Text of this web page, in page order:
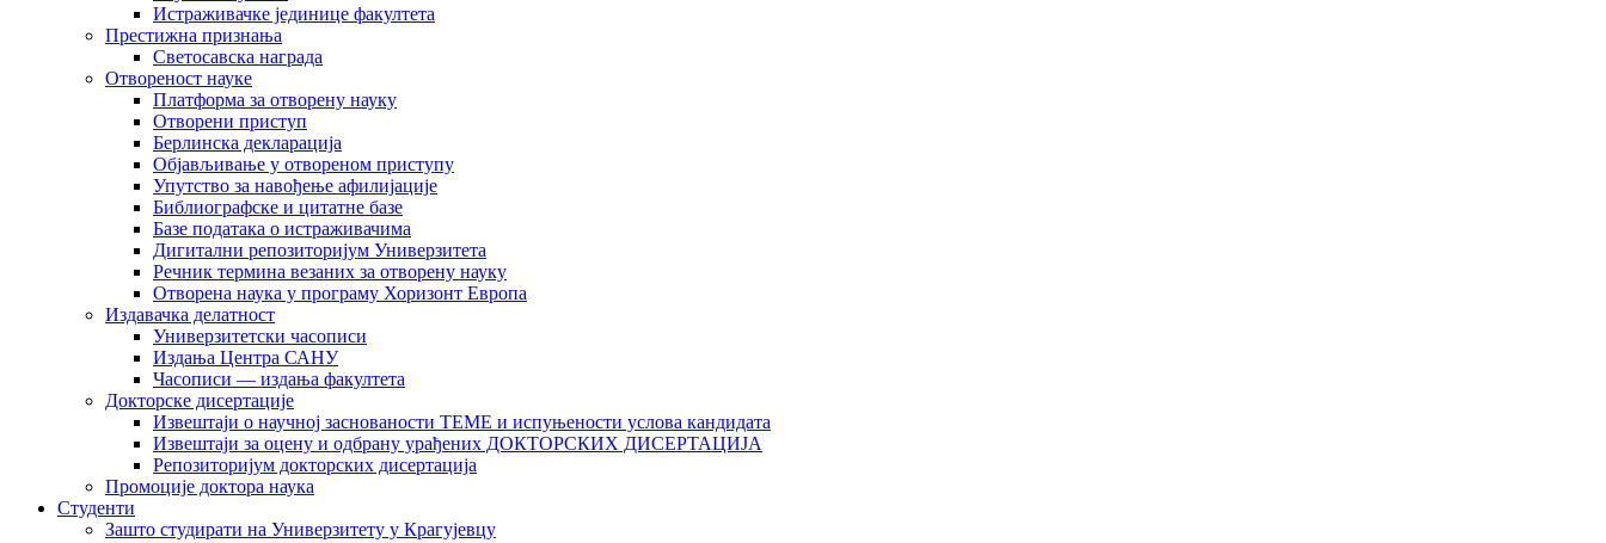
Истраживачке јединице факултета
Престижна признања
Светосавска награда
Отвореност науке
Платформа за отворену науку
Отворени приступ
Берлинска декларација
Објављивање у отвореном приступу
Упутство за навођење афилијације
Библиографске и цитатне базе
Базе података о истраживачима
Дигитални репозиторијум Универзитета
Рeчник термина везаних за отворену науку
Отворена наука у програму Хоризонт Европа
Издавачка делатност
Универзитетски часописи
Издања Центра САНУ
Часописи — издања факултета
Докторске дисертације
Извештаји о научној заснованости ТЕМЕ и испуњености услова кандидата
Извештаји за оцену и одбрану урађених ДОКТОРСКИХ ДИСЕРТАЦИЈА
Репозиторијум докторских дисертација
Промоције доктора наука
Студенти
Зашто студирати на Универзитету у Крагујевцу